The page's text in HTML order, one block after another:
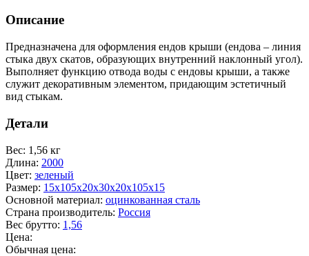
Описание
Предназначена для оформления ендов крыши (ендова – линия
стыка двух скатов, образующих внутренний наклонный угол).
Выполняет функцию отвода воды с ендовы крыши, а также
служит декоративным элементом, придающим эстетичный
вид стыкам.
Детали
Вес: 1,56 кг
Длина: 2000
Цвет: зеленый
Размер: 15х105х20х30х20х105х15
Основной материал: оцинкованная сталь
Страна производитель: Россия
Вес брутто: 1,56
Цена:
Обычная цена: